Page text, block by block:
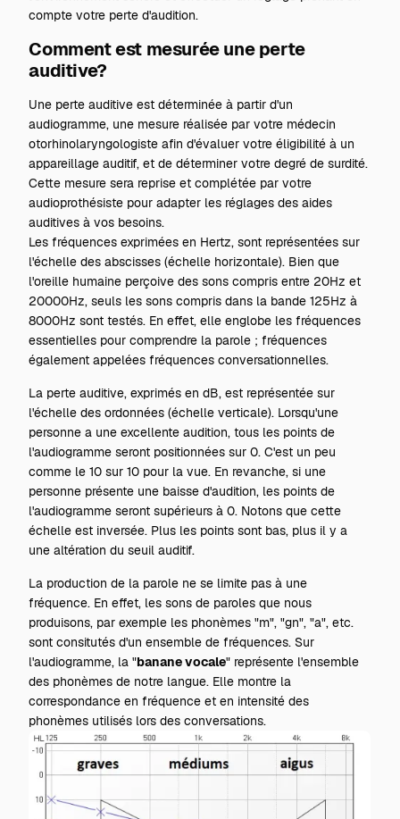
compte votre perte d'audition.
Comment est mesurée une perte
auditive?
Une perte auditive est déterminée à partir d'un
audiogramme, une mesure réalisée par votre médecin
otorhinolaryngologiste afin d'évaluer votre éligibilité à un
appareillage auditif, et de déterminer votre degré de surdité.
Cette mesure sera reprise etcomplétée par votre
audioprothésiste pour adapter les réglages des aides
auditives à vos besoins.
Les fréquences exprimées en Hertz, sont représentées sur
l'échelle des abscisses (échelle horizontale). Bien que
l'oreille humaine perçoive des sons compris entre 20Hz et
20000Hz, seuls les sons compris dans la bande 125Hz à
8000Hz sont testés. En effet, elle englobe les fréquences
essentielles pour comprendre la parole ; fréquences
également appelées fréquences conversationnelles.
La perte auditive, exprimés en dB, est représentée sur
l'échelle des ordonnées (échelle verticale). Lorsqu'une
personne a une excellente audition, tous les points de
l'audiogramme seront positionnées sur 0. C'est un peu
comme le 10 sur 10 pour la vue. En revanche, si une
personne présente une baisse d'audition, les points de
l'audiogramme seront supérieurs à 0. Notons que cette
échelle est inversée. Plus les points sont bas, plus il y a
une altération du seuil auditif.
La production de la parole ne se limite pas à une
fréquence. En effet, les sons de paroles que nous
produisons, par exemple les phonèmes "m", "gn", "a", etc.
sont consitutés d'un ensemble de fréquences. Sur
l'audiogramme, la "banane vocale" représente l'ensemble
des phonèmes de notre langue. Elle montre la
correspondance en fréquence et en intensité des
phonèmes utilisés lors des conversations.